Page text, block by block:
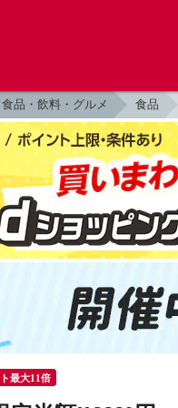
食品・飲料・グルメ 食品
最大11倍